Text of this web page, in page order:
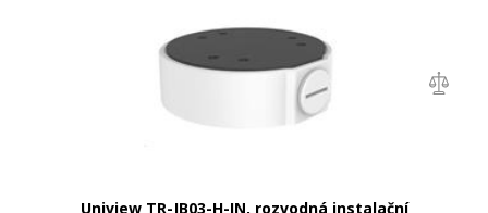
Uniview TR-JB03-H-IN, rozvodná instalační